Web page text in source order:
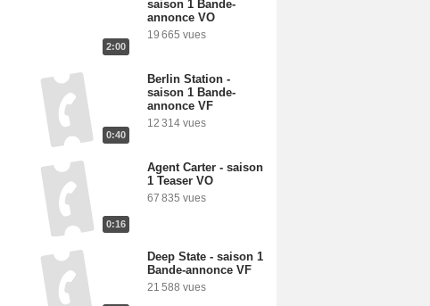
2:00
saison 1 Bande-
annonce VO
19 665 vues
0:40
Berlin Station -
saison 1 Bande-
annonce VF
12 314 vues
0:16
Agent Carter - saison
1 Teaser VO
67 835 vues
Deep State - saison 1
Bande-annonce VF
21 588 vues